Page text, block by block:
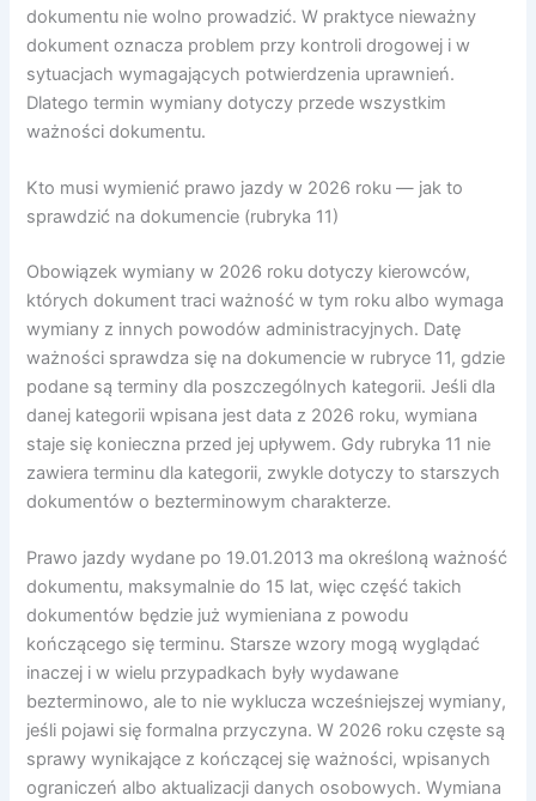
dokumentu nie wolno prowadzić. W praktyce nieważny
dokument oznacza problem przy kontroli drogowej i w
sytuacjach wymagających potwierdzenia uprawnień.
Dlatego termin wymiany dotyczy przede wszystkim
ważności dokumentu.
Kto musi wymienić prawo jazdy w 2026 roku — jak to
sprawdzić na dokumencie (rubryka 11)
Obowiązek wymiany w 2026 roku dotyczy kierowców,
których dokument traci ważność w tym roku albo wymaga
wymiany z innych powodów administracyjnych. Datę
ważności sprawdza się na dokumencie w rubryce 11, gdzie
podane są terminy dla poszczególnych kategorii. Jeśli dla
danej kategorii wpisana jest data z 2026 roku, wymiana
staje się konieczna przed jej upływem. Gdy rubryka 11 nie
zawiera terminu dla kategorii, zwykle dotyczy to starszych
dokumentów o bezterminowym charakterze.
Prawo jazdy wydane po 19.01.2013 ma określoną ważność
dokumentu, maksymalnie do 15 lat, więc część takich
dokumentów będzie już wymieniana z powodu
kończącego się terminu. Starsze wzory mogą wyglądać
inaczej i w wielu przypadkach były wydawane
bezterminowo, ale to nie wyklucza wcześniejszej wymiany,
jeśli pojawi się formalna przyczyna. W 2026 roku częste są
sprawy wynikające z kończącej się ważności, wpisanych
ograniczeń albo aktualizacji danych osobowych. Wymiana